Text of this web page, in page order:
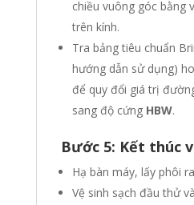
chiều vuông góc bằng
trên kính.
Tra bảng tiêu chuẩn
hướng dẫn sử dụng)
để quy đổi giá trị
sang độ cứng HBW.
Bước 5: Kết thúc
Hạ bàn máy, lấy phôi
Vệ sinh sạch đầu thử